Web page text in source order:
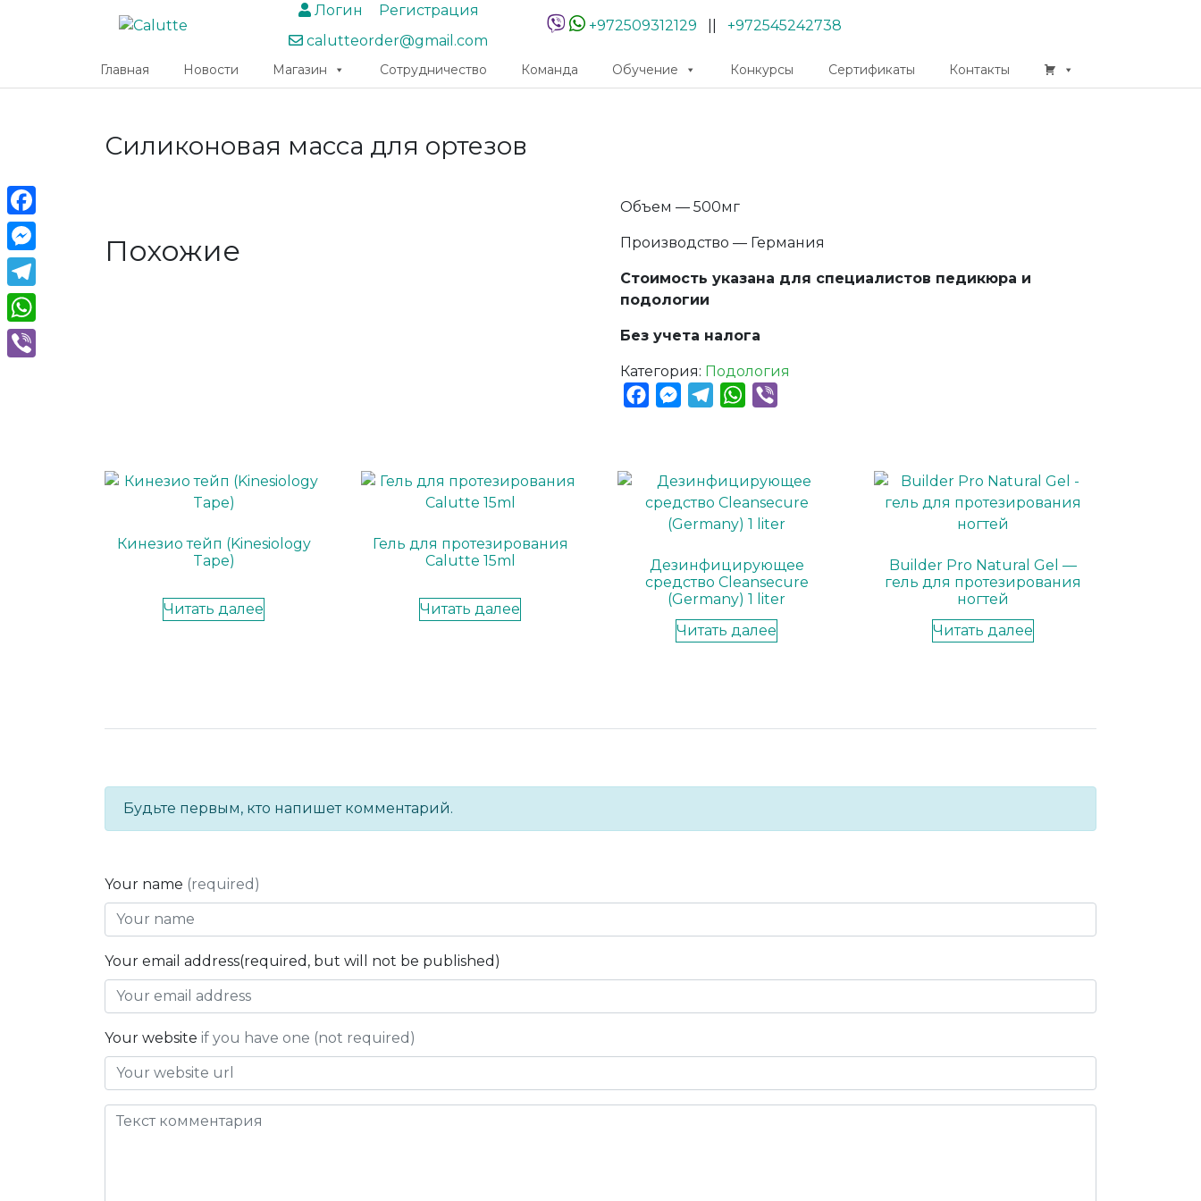
Логин
Регистрация
calutteorder@gmail.com
+972509312129 +972545242738
Главная Новости Магазин Сотрудничество Команда Обучение Конкурсы Сертификаты Контакты
Силиконовая масса для ортезов
Объем — 500мг
Производство — Германия
Стоимость указана для специалистов педикюра и
подологии
Без учета налога
Категория: Подология
FacebookMessenger
TelegramWhatsApp
Похожие
Кинезио тейп (Kinesiology
Tape)
Читать далее
Гель для протезирования
Calutte 15ml
Читать далее
Дезинфицирующее
средство Cleansecure
(Germany) 1 liter
Читать далее
Builder Pro Natural Gel —
гель для протезирования
ногтей
Читать далее
Будьте первым, кто напишет комментарий.
Your name (required)
Your email address(required, but will not be published)
Your website if you have one (not required)
Facebook
Messenger
Telegram
WhatsApp